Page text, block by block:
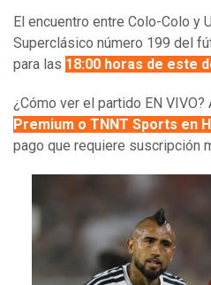
El encuentro entre Colo-Colo y
Superclásico número 199 del
para las 18:00 horas de este
¿Cómo ver el partido EN VIVO?
Premium o TNNT Sports en
pago que requiere suscripción